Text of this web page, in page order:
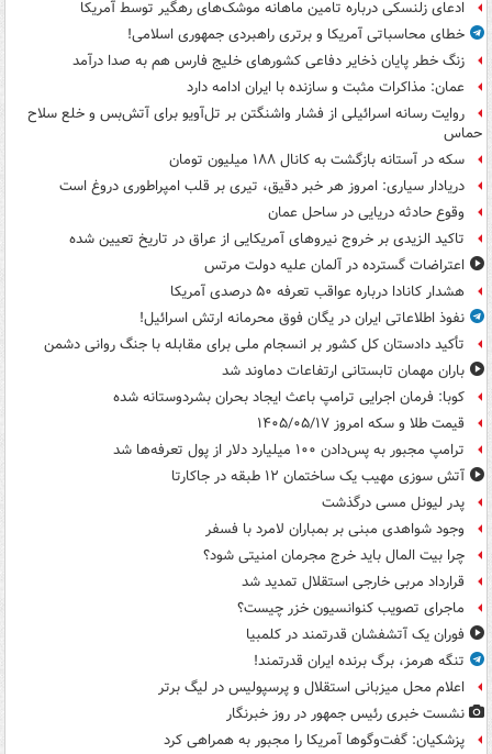
ادعای زلنسکی درباره تامین ماهانه موشک‌های رهگیر توسط آمریکا
خطای محاسباتی آمریکا و برتری راهبردی جمهوری اسلامی!
زنگ خطر پایان ذخایر دفاعی کشورهای خلیج فارس هم به صدا درآمد
عمان: مذاکرات مثبت و سازنده با ایران ادامه دارد
روایت رسانه اسرائیلی از فشار واشنگتن بر تل‌آویو برای آتش‌بس و خلع سلاح
حماس
سکه در آستانه بازگشت به کانال ۱۸۸ میلیون تومان
دریادار سیاری: امروز هر خبر دقیق، تیری بر قلب امپراطوری دروغ است
وقوع حادثه دریایی در ساحل عمان
تاکید الزیدی بر خروج نیروهای آمریکایی از عراق در تاریخ تعیین شده
اعتراضات گسترده در آلمان علیه دولت مرتس
هشدار کانادا درباره عواقب تعرفه ۵۰ درصدی آمریکا
نفوذ اطلاعاتی ایران در یگان فوق محرمانه ارتش اسرائیل!
تأکید دادستان کل کشور بر انسجام ملی برای مقابله با جنگ روانی دشمن
باران مهمان تابستانی ارتفاعات دماوند شد
کوبا: فرمان اجرایی ترامپ باعث ایجاد بحران بشردوستانه شده
قیمت طلا و سکه امروز ۱۴۰۵/۰۵/۱۷
ترامپ مجبور به پس‌دادن ۱۰۰ میلیارد دلار از پول تعرفه‌ها شد
آتش سوزی مهیب یک ساختمان ۱۲ طبقه در جاکارتا
پدر لیونل مسی درگذشت
وجود شواهدی مبنی بر بمباران لامرد با فسفر
چرا بیت المال باید خرج مجرمان امنیتی شود؟
قرارداد مربی خارجی استقلال تمدید شد
ماجرای تصویب کنوانسیون خزر چیست؟
فوران یک آتشفشان قدرتمند در کلمبیا
تنگه هرمز، برگ برنده ایران قدرتمند!
اعلام محل میزبانی استقلال و پرسپولیس در لیگ برتر
نشست خبری رئیس جمهور در روز خبرنگار
پزشکیان: گفت‌وگوها آمریکا را مجبور به همراهی کرد